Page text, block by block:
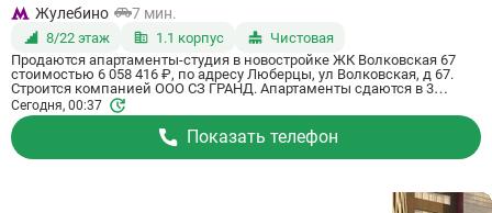
Жулебино
7 мин.
8/22 этаж 1.1 корпус
Чистовая
Продаются апартаменты-студия в новостройке ЖК Волковская 67
стоимостью 6 058 416 ₽, по адресу Люберцы, ул Волковская, д 67.
Строится компанией ООО СЗ ГРАНД. Апартаменты сдаются в 3
квартале 2027 года с чистовой отделкой, в 20 минутах на машине от
станции метро Некрасовка. Общая площадь апартаментов - 24.33 кв.
м. Этаж 8 из 21. ID апартаментов на СтройкиРУ 725051, скажите его
когда будете звонить.
Сегодня, 00:37
Показать телефон